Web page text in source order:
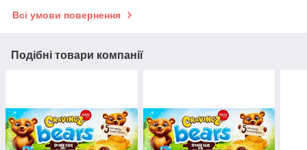
Всі умови повернення
Подібні товари компанії